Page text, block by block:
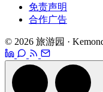
免责声明
合作广告
© 2026 旅游园 ·